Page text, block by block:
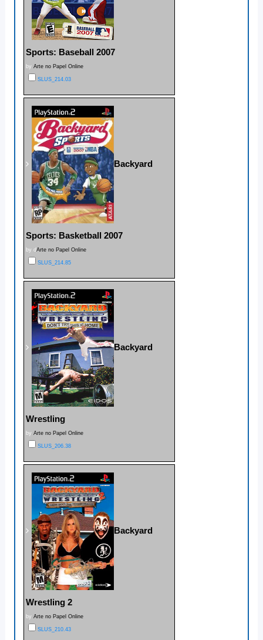
Sports: Baseball 2007
by Arte no Papel Online
SLUS_214.03
Backyard
Sports: Basketball 2007
by d Arte no Papel Online
SLUS_214.85
Backyard
Wrestling
by Arte no Papel Online
SLUS_206.38
Backyard
Wrestling 2
by Arte no Papel Online
SLUS_210.43